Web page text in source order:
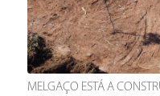
MELGAÇO ESTÁ A